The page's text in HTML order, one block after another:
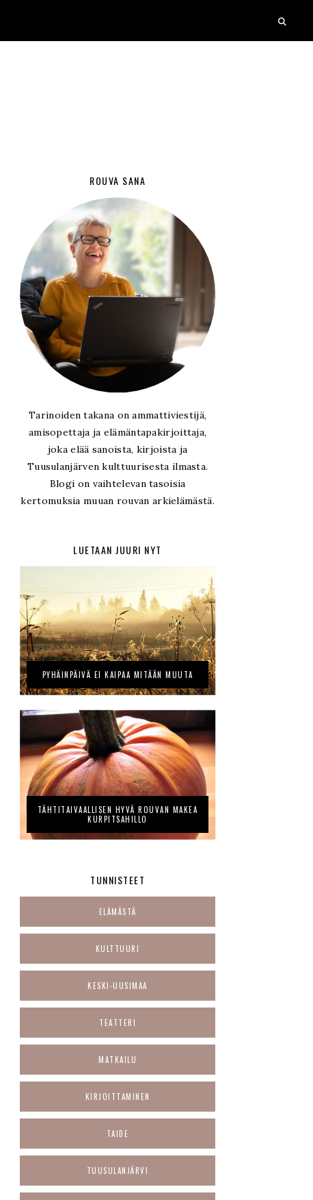
ROUVA SANA
Tarinoiden takana on ammattiviestijä,
amisopettaja ja elämäntapakirjoittaja,
joka elää sanoista, kirjoista ja
Tuusulanjärven kulttuurisesta ilmasta.
Blogi on vaihtelevan tasoisia
kertomuksia muuan rouvan arkielämästä.
LUETAAN JUURI NYT
PYHÄINPÄIVÄ EI KAIPAA MITÄÄN MUUTA
TÄHTITAIVAALLISEN HYVÄ ROUVAN MAKEA
KURPITSAHILLO
TUNNISTEET
ELÄMÄSTÄ
KULTTUURI
KESKI-UUSIMAA
TEATTERI
MATKAILU
KIRJOITTAMINEN
TAIDE
TUUSULANJÄRVI